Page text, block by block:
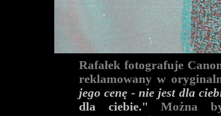
Rafałek fotografuje
reklamowany w
jego cenę - nie jest dla
dla ciebie." Można